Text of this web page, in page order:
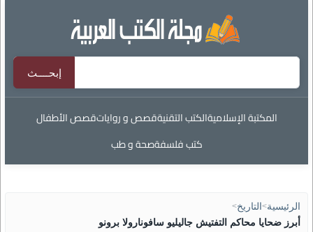
المكتبة الإسلاميةالكتب التقنيةقصص و رواياتقصص الأطفال
كتب فلسفةصحة و طب
الرئيسية> التاريخ>
أبرز ضحايا محاكم التفتيش جاليليو سافونارولا برونو